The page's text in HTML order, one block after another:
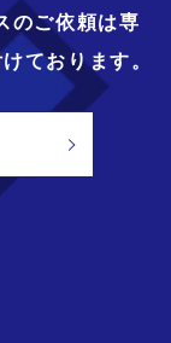
のご依頼は専
ております。